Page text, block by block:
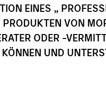
EINES „
VON
ODER -
UND